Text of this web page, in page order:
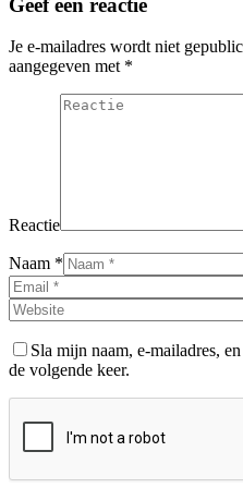
Je e-mailadres wordt niet
aangegeven met *
Reactie
Naam *
Sla mijn naam, e-mailadres,
de volgende keer.